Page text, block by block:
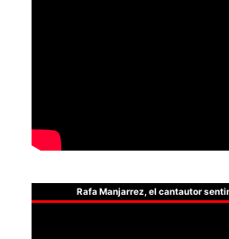
Rafa Manjarrez, el cantautor